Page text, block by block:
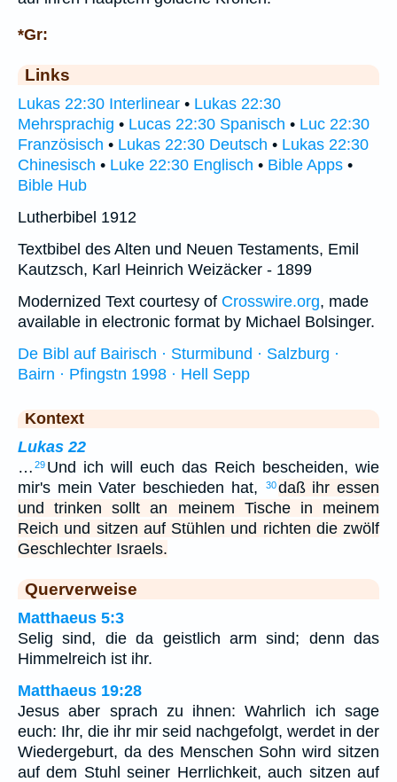
*Gr:
Links
Lukas 22:30 Interlinear • Lukas 22:30
Mehrsprachig • Lucas 22:30 Spanisch • Luc 22:30
Französisch • Lukas 22:30 Deutsch • Lukas 22:30
Chinesisch • Luke 22:30 Englisch • Bible Apps •
Bible Hub
Lutherbibel 1912
Textbibel des Alten und Neuen Testaments, Emil
Kautzsch, Karl Heinrich Weizäcker - 1899
Modernized Text courtesy of Crosswire.org, made
available in electronic format by Michael Bolsinger.
De Bibl auf Bairisch · Sturmibund · Salzburg ·
Bairn · Pfingstn 1998 · Hell Sepp
Kontext
Lukas 22
… 29 Und ich will euch das Reich bescheiden, wie
mir's mein Vater beschieden hat,
30 daß ihr essen
und trinken sollt an meinem Tische in meinem
Reich und sitzen auf Stühlen und richten die zwölf
Geschlechter Israels.
Querverweise
Matthaeus 5:3
Selig sind, die da geistlich arm sind; denn das
Himmelreich ist ihr.
Matthaeus 19:28
Jesus aber sprach zu ihnen: Wahrlich ich sage
euch: Ihr, die ihr mir seid nachgefolgt, werdet in der
Wiedergeburt, da des Menschen Sohn wird sitzen
auf dem Stuhl seiner Herrlichkeit, auch sitzen auf